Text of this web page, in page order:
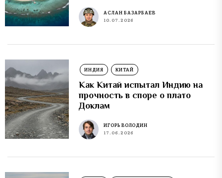
АСЛАН БАЗАРБАЕВ
10.07.2026
ИНДИЯ КИТАЙ
Как Китай испытал Индию на
прочность в споре о плато
Доклам
ИГОРЬ ВОЛОДИН
17.06.2026